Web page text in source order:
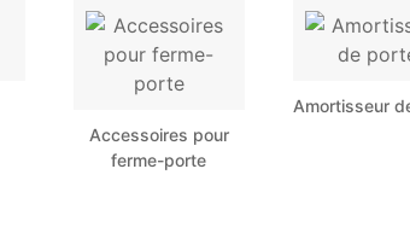
Accessoires pour
ferme-porte
Amortisseur